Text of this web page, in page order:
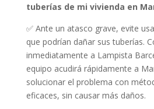
tuberías de mi vivienda en
✅ Ante un atasco grave, evite
que podrían dañar sus tuberías.
inmediatamente a Lampista
equipo acudirá rápidamente a
solucionar el problema con
eficaces, sin causar más daños.